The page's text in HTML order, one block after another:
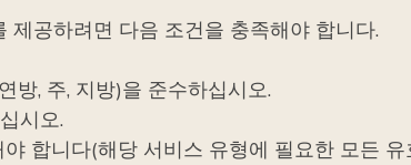
제공하려면 다음 조건을 충족해야 합니다.
방, 주, 지방)을 준수하십시오.
시오.
합니다(해당 서비스 유형에 필요한 모든